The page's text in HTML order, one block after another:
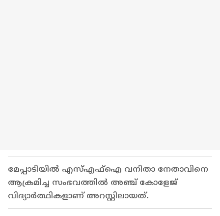
മേപ്പാടിയിൽ എസ്എഫ്ഐ വനിതാ നേതാവിനെ
ആക്രമിച്ച സംഭവത്തിൽ അഞ്ച് കോളേജ്
വിദ്യാർത്ഥികളാണ് അറസ്റ്റിലായത്.